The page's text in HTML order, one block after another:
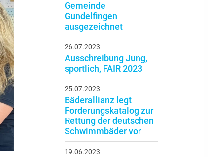
Gemeinde
Gundelfingen
ausgezeichnet
26.07.2023
Ausschreibung Jung,
sportlich, FAIR 2023
25.07.2023
Bäderallianz legt
Forderungskatalog zur
Rettung der deutschen
Schwimmbäder vor
19.06.2023